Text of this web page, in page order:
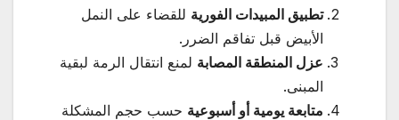
تطبيق المبيدات الفورية للقضاء على النمل
الأبيض قبل تفاقم الضرر.
عزل المنطقة المصابة لمنع انتقال الرمة لبقية
المبنى.
متابعة يومية أو أسبوعية حسب حجم المشكلة